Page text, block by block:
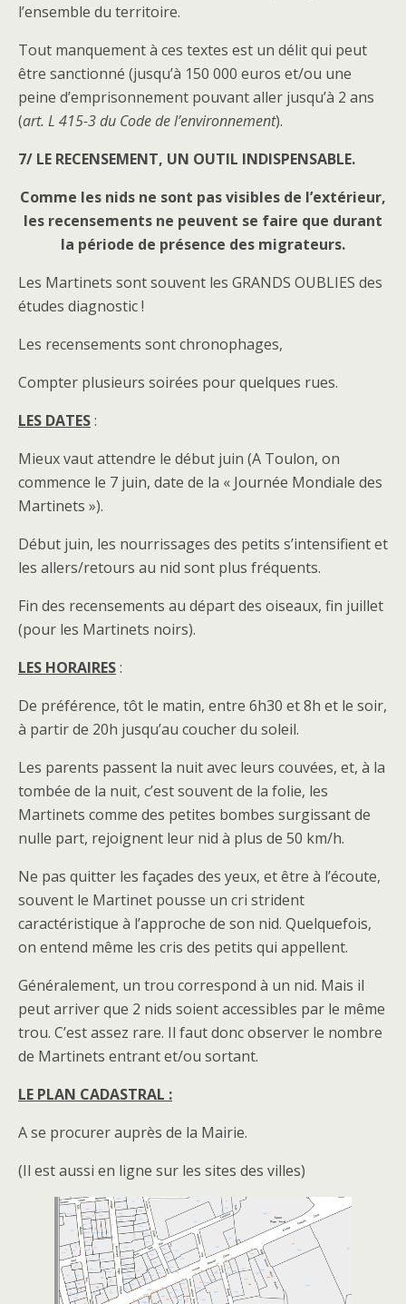
l’ensemble du territoire.
Tout manquement à ces textes est un délit qui peut
être sanctionné (jusqu’à 150 000 euros et/ou une
peine d’emprisonnement pouvant aller jusqu’à 2 ans
(art. L 415-3 du Code de l’environnement).
7/ LE RECENSEMENT, UN OUTIL INDISPENSABLE.
Comme les nids ne sont pas visibles de l’extérieur,
les recensements ne peuvent se faire que durant
la période de présence des migrateurs.
Les Martinets sont souvent les GRANDS OUBLIES des
études diagnostic !
Les recensements sont chronophages,
Compter plusieurs soirées pour quelques rues.
LES DATES:
Mieux vaut attendre le début juin (A Toulon, on
commence le 7 juin, date de la « Journée Mondiale des
Martinets »).
Début juin, les nourrissages des petits s’intensifient et
les allers/retours au nid sont plus fréquents.
Fin des recensements au départ des oiseaux, fin juillet
(pour les Martinets noirs).
LES HORAIRES:
De préférence, tôt le matin, entre 6h30 et 8h et le soir,
à partir de 20h jusqu’au coucher du soleil.
Les parents passent la nuit avec leurs couvées, et, à la
tombée de la nuit, c’est souvent de la folie, les
Martinets comme des petites bombes surgissant de
nulle part, rejoignent leur nid à plus de 50 km/h.
Ne pas quitter les façades des yeux, et être à l’écoute,
souvent le Martinet pousse un cri strident
caractéristique à l’approche de son nid. Quelquefois,
on entend même les cris des petits qui appellent.
Généralement, un trou correspond à un nid. Mais il
peut arriver que 2 nids soient accessibles par le même
trou. C’est assez rare. Il faut donc observer le nombre
de Martinets entrant et/ou sortant.
LE PLAN CADASTRAL :
A se procurer auprès de la Mairie.
(Il est aussi en ligne sur les sites des villes)